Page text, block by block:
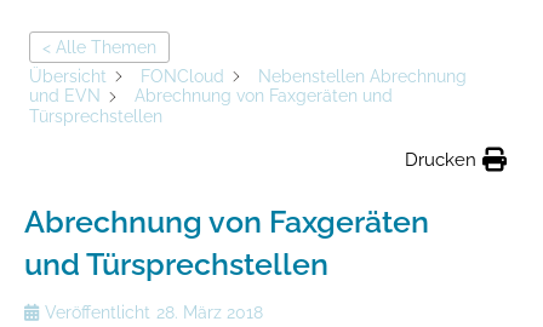
< Alle Themen
Übersicht
FONCloud
Nebenstellen Abrechnung
und EVN
Abrechnung von Faxgeräten und
Türsprechstellen
Drucken
Abrechnung von Faxgeräten
und Türsprechstellen
Veröffentlicht 28. März 2018